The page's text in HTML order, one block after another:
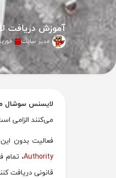
آموزش دریافت
مدیر سایت فوریه 22,
لایسنس سوشال
می‌کنند الزامی
فعالیت بدون
Authority، تمام
قانونی دریافت